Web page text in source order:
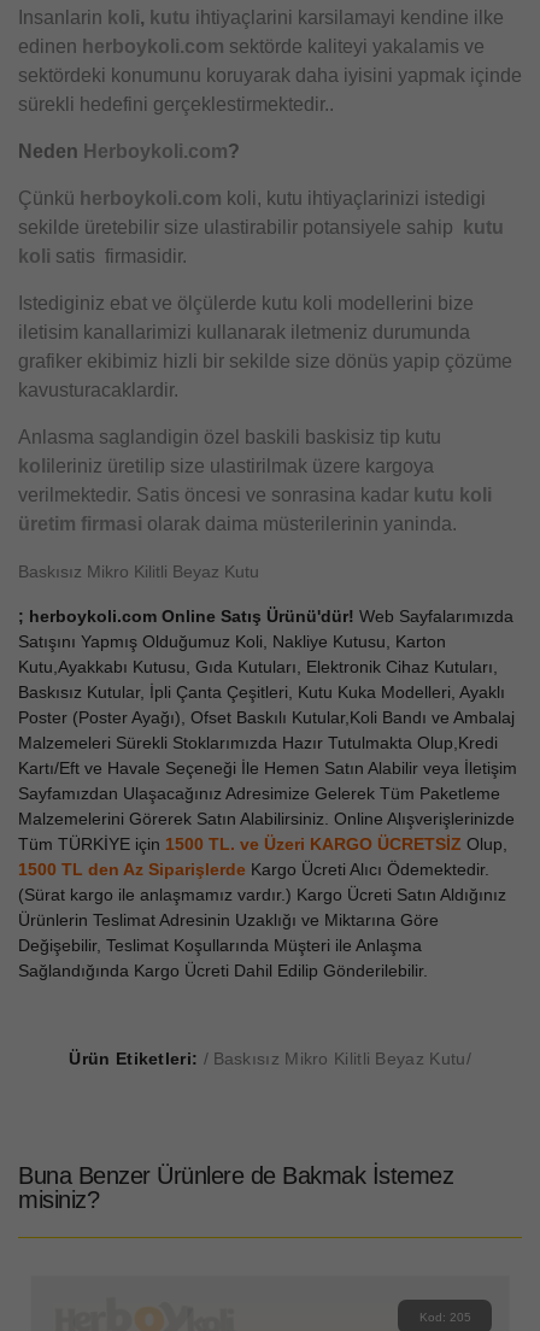
Insanlarin koli, kutu ihtiyaçlarini karsilamayi kendine ilke
edinen herboykoli.com sektörde kaliteyi yakalamis ve
sektördeki konumunu koruyarak daha iyisini yapmak içinde
sürekli hedefini gerçeklestirmektedir..
Neden Herboykoli.com?
Çünkü herboykoli.com koli, kutu ihtiyaçlarinizi istedigi
sekilde üretebilir size ulastirabilir potansiyele sahip
kutu
koli satis firmasidir.
Istediginiz ebat ve ölçülerde kutu koli modellerini bize
iletisim kanallarimizi kullanarak iletmeniz durumunda
grafiker ekibimiz hizli bir sekilde size dönüs yapip çözüme
kavusturacaklardir.
Anlasma saglandigin özel baskili baskisiz tip kutu
koli leriniz üretilip size ulastirilmak üzere kargoya
verilmektedir. Satis öncesi ve sonrasina kadar kutu koli
üretim firmasi olarak daima müsterilerinin yaninda.
Baskısız Mikro Kilitli Beyaz Kutu
; herboykoli.com Online Satış Ürünü'dür! Web Sayfalarımızda
Satışını Yapmış Olduğumuz Koli, Nakliye Kutusu, Karton
Kutu,Ayakkabı Kutusu, Gıda Kutuları, Elektronik Cihaz Kutuları,
Baskısız Kutular, İpli Çanta Çeşitleri, Kutu Kuka Modelleri, Ayaklı
Poster (Poster Ayağı), Ofset Baskılı Kutular,Koli Bandı ve Ambalaj
Malzemeleri Sürekli Stoklarımızda Hazır Tutulmakta Olup,Kredi
Kartı/Eft ve Havale Seçeneği İle Hemen Satın Alabilir veya İletişim
Sayfamızdan Ulaşacağınız Adresimize Gelerek Tüm Paketleme
Malzemelerini Görerek Satın Alabilirsiniz. Online Alışverişlerinizde
Tüm TÜRKİYE için 1500 TL. ve Üzeri KARGO ÜCRETSİZ Olup,
1500 TL den Az Siparişlerde Kargo Ücreti Alıcı Ödemektedir.
(Sürat kargo ile anlaşmamız vardır.) Kargo Ücreti Satın Aldığınız
Ürünlerin Teslimat Adresinin Uzaklığı ve Miktarına Göre
Değişebilir, Teslimat Koşullarında Müşteri ile Anlaşma
Sağlandığında Kargo Ücreti Dahil Edilip Gönderilebilir.
Ürün Etiketleri: Baskısız Mikro Kilitli Beyaz Kutu
Buna Benzer Ürünlere de Bakmak İstemez
misiniz?
Kod: 205